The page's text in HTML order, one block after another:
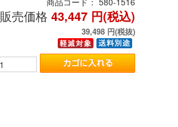
販売価格 43,447 円(税込)
39,498 円(税抜)